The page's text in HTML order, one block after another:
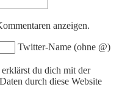
anzeigen.
Twitter-Name (ohne @)
du dich mit der
durch diese Website